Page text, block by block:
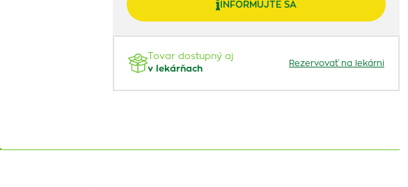
INFORMUJTE SA
Tovar dostupný aj
v lekárňach
Rezervovať na lekárni